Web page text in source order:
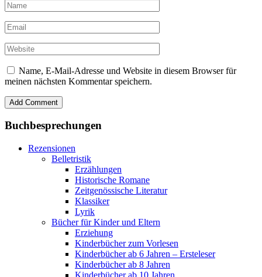
Name, E-Mail-Adresse und Website in diesem Browser für
meinen nächsten Kommentar speichern.
Buchbesprechungen
Rezensionen
Belletristik
Erzählungen
Historische Romane
Zeitgenössische Literatur
Klassiker
Lyrik
Bücher für Kinder und Eltern
Erziehung
Kinderbücher zum Vorlesen
Kinderbücher ab 6 Jahren – Ersteleser
Kinderbücher ab 8 Jahren
Kinderbücher ab 10 Jahren